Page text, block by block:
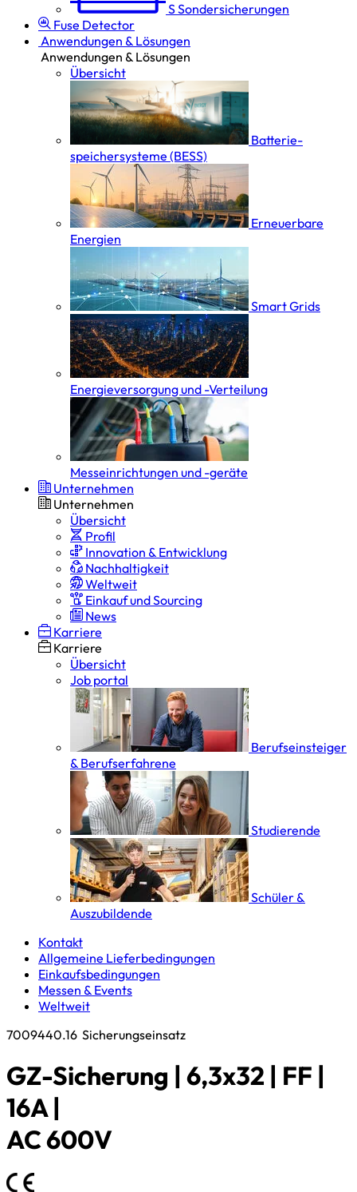
SSondersicherungen
Fuse Detector
Anwendungen & Lösungen
Anwendungen & Lösungen
Übersicht
Batterie­
speicher­systeme (BESS)
Erneuerbare
Energien
Smart Grids
Energieversorgung und -Verteilung
Messeinrichtungen und -geräte
Unternehmen
Unternehmen
Übersicht
Profil
Innovation & Entwicklung
Nachhaltigkeit
Weltweit
Einkauf und Sourcing
News
Karriere
Karriere
Übersicht
Job portal
Berufseinsteiger
& Berufserfahrene
Studierende
Schüler &
Auszubildende
Kontakt
Allgemeine Lieferbedingungen
Einkaufsbedingungen
Messen & Events
Weltweit
7009440.16 Sicherungseinsatz
GZ-Sicherung | 6,3x32 | FF |
16A |
AC 600V